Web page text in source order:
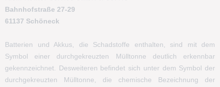
Bahnhofstraße 27-29
61137 Schöneck
Batterien und Akkus, die Schadstoffe enthalten, sind mit dem
Symbol einer durchgekreuzten Mülltonne deutlich erkennbar
gekennzeichnet. Desweiteren befindet sich unter dem Symbol der
durchgekreuzten Mülltonne, die chemische Bezeichnung der